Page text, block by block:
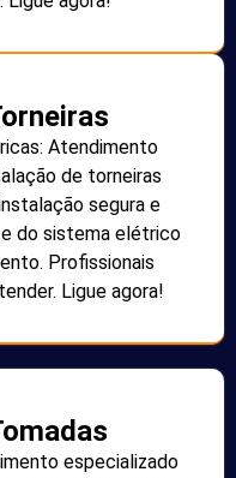
Atendimento
de torneiras
segura e
do sistema elétrico
Profissionais
Ligue agora!
especializado